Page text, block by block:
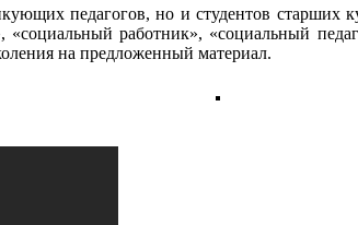
педагогов, но и студентов старших
«социальный работник», «социальный
на предложенный материал.